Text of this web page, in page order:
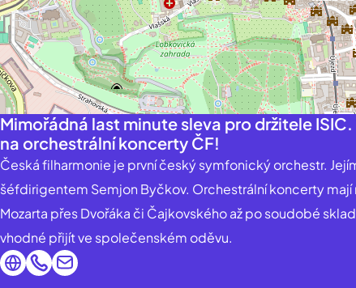
Mimořádná last minute sleva pro držitele
na orchestrální koncerty ČF!
Česká filharmonie je první český symfonický orchestr.
šéfdirigentem Semjon Byčkov. Orchestrální koncerty
Mozarta přes Dvořáka či Čajkovského až po soudobé
vhodné přijít ve společenském oděvu.